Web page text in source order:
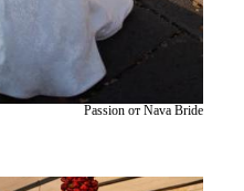
Passion от Nava Bride